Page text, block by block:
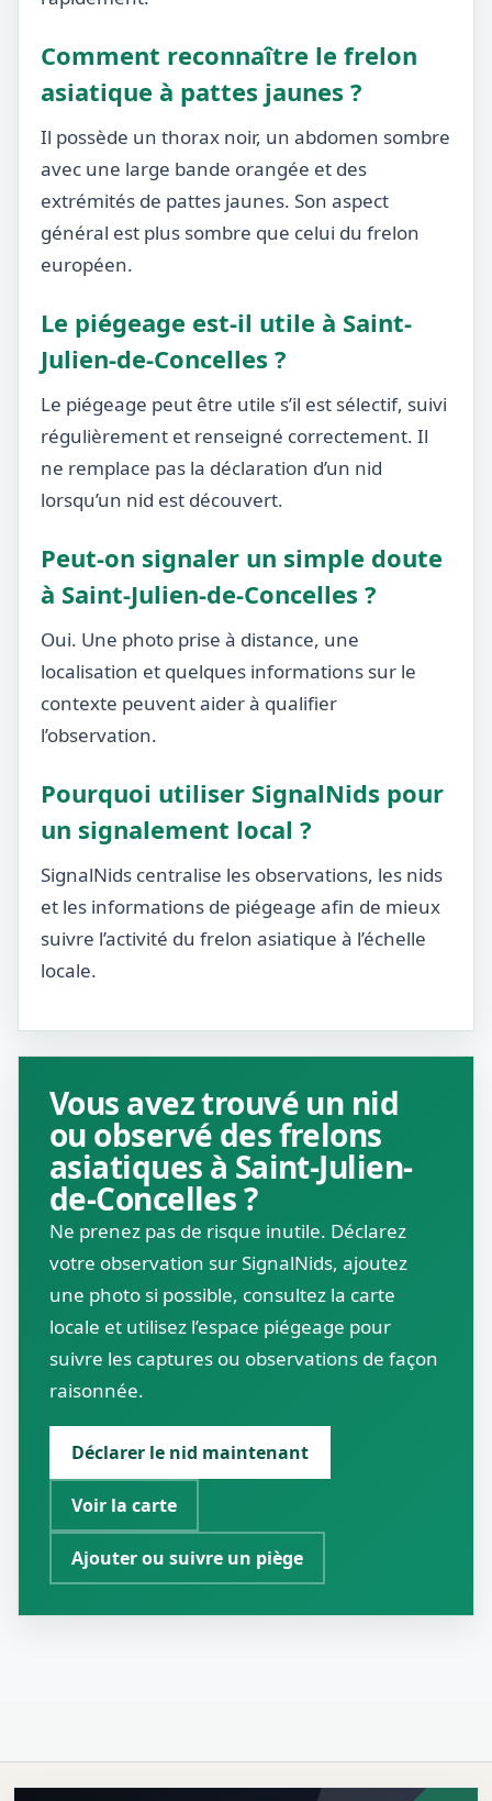
Comment reconnaître le frelon
asiatique à pattes jaunes ?
Il possède un thorax noir, un abdomen sombre
avec une large bande orangée et des
extrémités de pattes jaunes. Son aspect
général est plus sombre que celui du frelon
européen.
Le piégeage est-il utile à Saint-
Julien-de-Concelles ?
Le piégeage peut être utile s’il est sélectif, suivi
régulièrement et renseigné correctement. Il
ne remplace pas la déclaration d’un nid
lorsqu’un nid est découvert.
Peut-on signaler un simple doute
à Saint-Julien-de-Concelles ?
Oui. Une photo prise à distance, une
localisation et quelques informations sur le
contexte peuvent aider à qualifier
l’observation.
Pourquoi utiliser SignalNids pour
un signalement local ?
SignalNids centralise les observations, les nids
et les informations de piégeage afin de mieux
suivre l’activité du frelon asiatique à l’échelle
locale.
Vous avez trouvé un nid
ou observé des frelons
asiatiques à Saint-Julien-
de-Concelles ?
Ne prenez pas de risque inutile. Déclarez
votre observation sur SignalNids, ajoutez
une photo si possible, consultez la carte
locale et utilisez l’espace piégeage pour
suivre les captures ou observations de façon
raisonnée.
Déclarer le nid maintenant
Voir la carte
Ajouter ou suivre un piège